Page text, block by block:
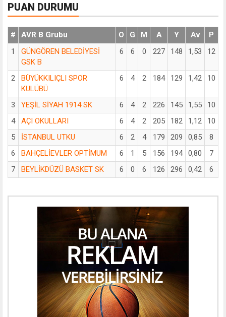
PUAN DURUMU
# AVR B Grubu O G M A Y Av
P
1
GÜNGÖREN BELEDİYESİ
GSK B
6 6 0 227 148 1,53 12
2
BÜYÜKKILIÇLI SPOR
KULÜBÜ
6 4 2 184 129 1,42 10
3 YEŞİL SİYAH 1914 SK 6 4 2 226 145 1,55
10
4
AÇI OKULLARI 6 4 2 205 182 1,12
10
5
İSTANBUL UTKU 6 2 4 179 209 0,85
8
6
BAHÇELİEVLER OPTİMUM 6 1 5 156 194 0,80
7
7
BEYLİKDÜZÜ BASKET SK 6 0 6 126 296 0,42 6